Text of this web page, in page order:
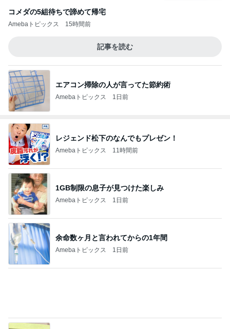
コメダの5組待ちで諦めて帰宅
Amebaトピックス 15時間前
記事を読む
エアコン掃除の人が言ってた節約術
Amebaトピックス 1日前
レジェンド松下のなんでもプレゼン！
Amebaトピックス 11時間前
1GB制限の息子が見つけた楽しみ
Amebaトピックス 1日前
余命数ヶ月と言われてからの1年間
Amebaトピックス 1日前